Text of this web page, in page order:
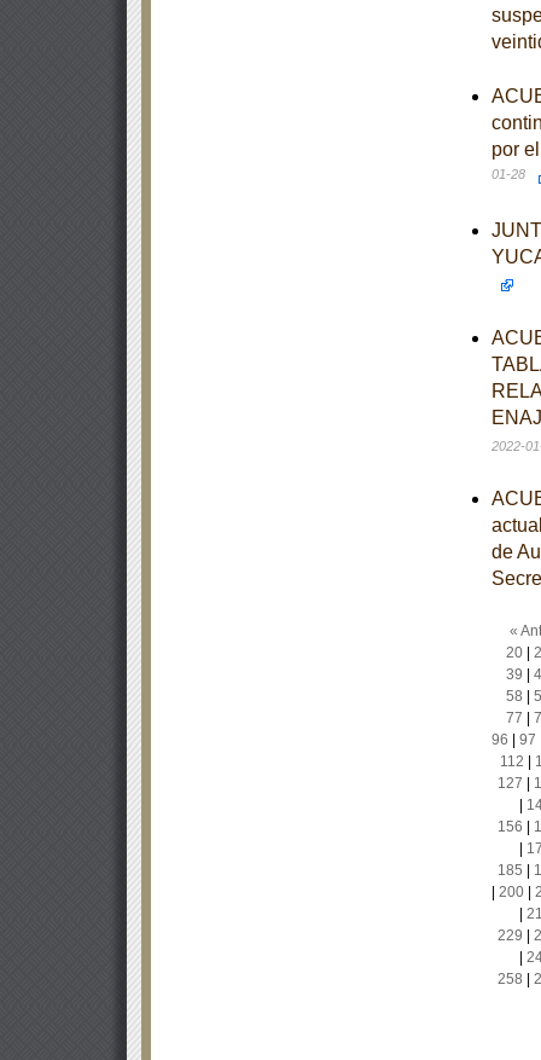
por
01-28
2022-
de
«
20|
39
58
77
96
97
112
127
156
185
200|
229
258